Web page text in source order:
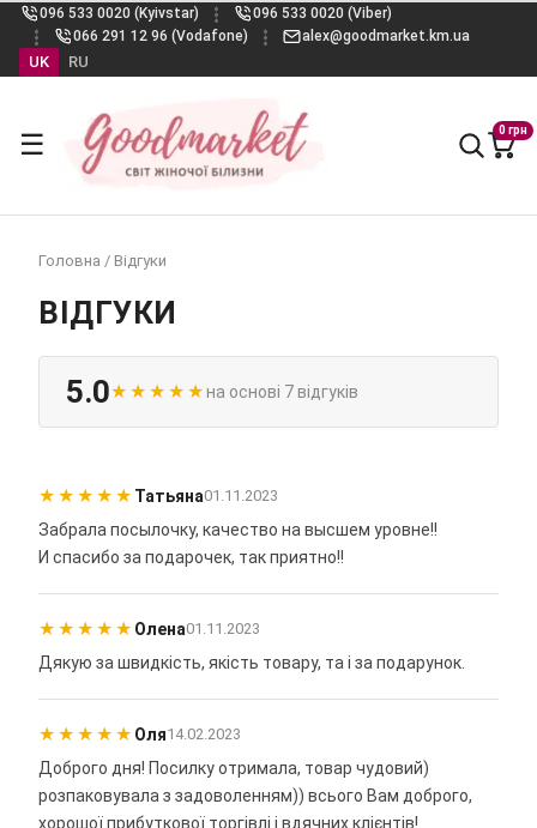
096 533 0020 (Kyivstar)
096 533 0020 (Viber)
066 291 12 96 (Vodafone)
alex@goodmarket.km.ua
UK RU
☰ 0 грн
Головна / Відгуки
ВІДГУКИ
5.0★ ★ ★ ★ ★на основі 7 відгуків
★ ★ ★ ★ ★ Татьяна01.11.2023
Забрала посылочку, качество на высшем уровне!!
И спасибо за подарочек, так приятно!!
★ ★ ★ ★ ★ Олена01.11.2023
Дякую за швидкість, якість товару, та і за подарунок.
★ ★ ★ ★ ★ Оля14.02.2023
Доброго дня! Посилку отримала, товар чудовий)
розпаковувала з задоволенням)) всього Вам доброго,
хорошої прибуткової торгівлі і вдячних клієнтів!